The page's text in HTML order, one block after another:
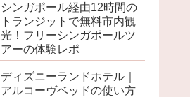
シンガポール経由12時間の
トランジットで無料市内観
光！フリーシンガポールツ
アーの体験レポ
ディズニーランドホテル｜
アルコーヴベッドの使い方